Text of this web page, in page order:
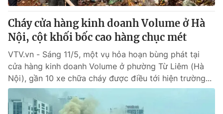
Cháy cửa hàng kinh doanh Volume ở Hà
Nội, cột khối bốc cao hàng chục mét
VTV.vn - Sáng 11/5, một vụ hỏa hoạn bùng phát tại
cửa hàng kinh doanh Volume ở phường Từ Liêm (Hà
Nội), gần 10 xe chữa cháy được điều tới hiện trường...